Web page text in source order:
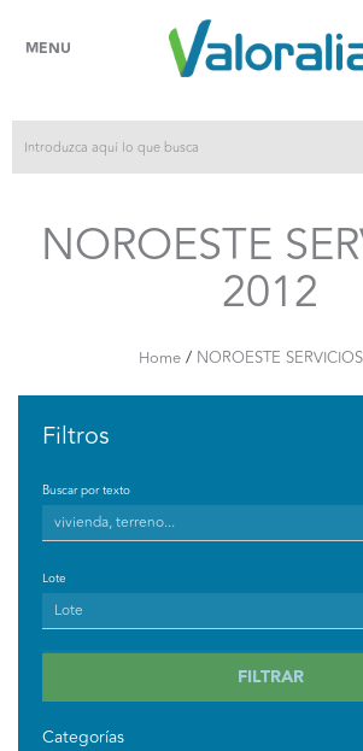
MENU
NOROESTE
2012
Home / NOROESTE
Filtros
Buscar por texto
Lote
FILTRAR
Categorías